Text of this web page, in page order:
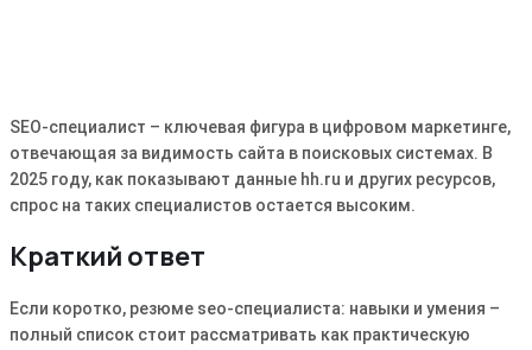
SEO-специалист – ключевая фигура в цифровом маркетинге,
отвечающая за видимость сайта в поисковых системах. В
2025 году, как показывают данные hh.ru и других ресурсов,
спрос на таких специалистов остается высоким.
Краткий ответ
Если коротко, резюме seo-специалиста: навыки и умения –
полный список стоит рассматривать как практическую